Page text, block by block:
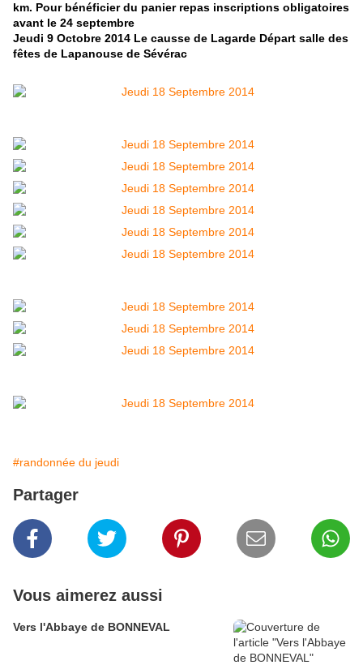
km. Pour bénéficier du panier repas inscriptions obligatoires
avant le 24 septembre
Jeudi 9 Octobre 2014 Le causse de Lagarde Départ salle des
fêtes de Lapanouse de Sévérac
#randonnée du jeudi
Partager
Vous aimerez aussi
Vers l'Abbaye de BONNEVAL